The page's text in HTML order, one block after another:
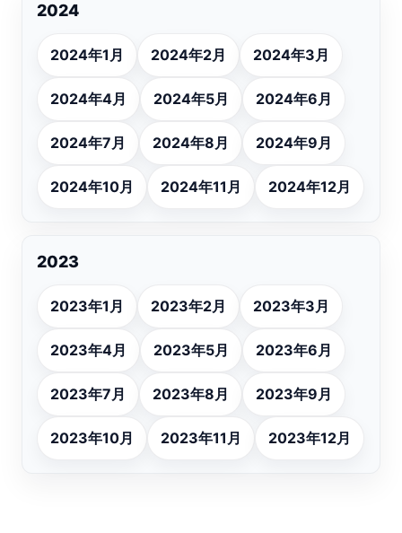
2024
2024年1月 2024年2月 2024年3月
2024年4月 2024年5月 2024年6月
2024年7月 2024年8月 2024年9月
2024年10月 2024年11月 2024年12月
2023
2023年1月 2023年2月 2023年3月
2023年4月 2023年5月 2023年6月
2023年7月 2023年8月 2023年9月
2023年10月 2023年11月 2023年12月